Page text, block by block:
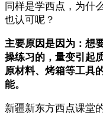
同样是学西点，为什
也认可呢？
主要原因是因为：想
操练习的，量变引起
原材料、烤箱等工具
能。
新疆新东方西点课堂